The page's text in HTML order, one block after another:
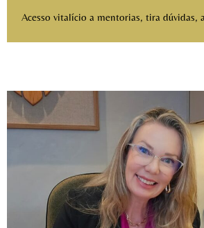
Acesso vitalício a mentorias, tira dúvidas,